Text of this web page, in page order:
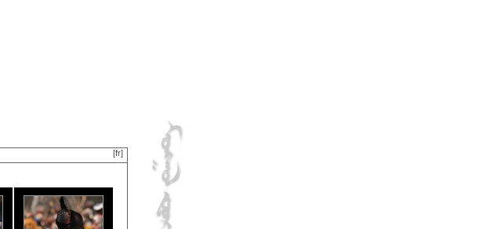
[fr]